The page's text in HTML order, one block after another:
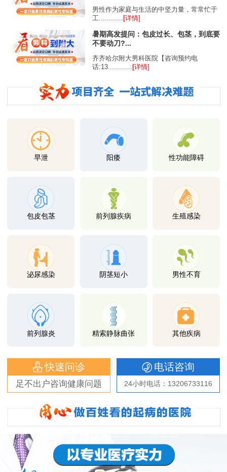
男性作为家庭与生活的中坚力量，常常忙于
工............ [详情]
暑期高发提问：包皮过长、包茎，到底要
不要动刀?...
齐齐哈尔附大男科医院【咨询预约电
话:13............
[详情]
早泄 阳痿 性功能障碍
包皮包茎 前列腺疾病 生殖感染
泌尿感染 阴茎短小 男性不育
前列腺炎 精索静脉曲张 其他疾病
快速问诊
足不出户咨询健康问题
电话咨询
24小时电话：13206733116